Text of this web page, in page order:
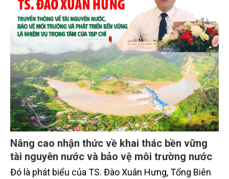
Nâng cao nhận thức về khai thác bền vững
tài nguyên nước và bảo vệ môi trường nước
Đó là phát biểu của TS. Đào Xuân Hưng, Tổng Biên